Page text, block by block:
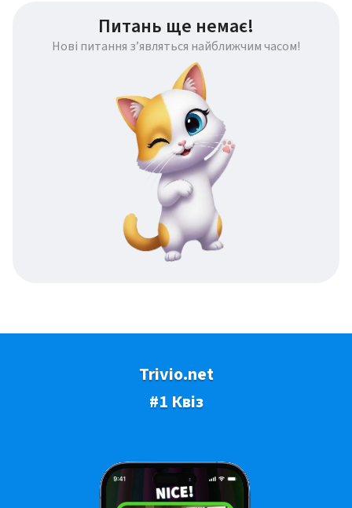
Питань ще немає!
Нові питання з’являться найближчим часом!
Trivio.net
#1 Квіз